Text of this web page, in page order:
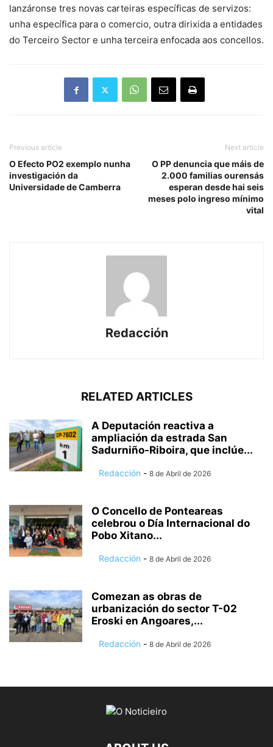
lanzáronse tres novas carteiras específicas de servizos:
unha específica para o comercio, outra dirixida a entidades
do Terceiro Sector e unha terceira enfocada aos concellos.
Previous article
O Efecto PO2 exemplo nunha
investigación da
Universidade de Camberra
Next article
O PP denuncia que máis de
2.000 familias ourensás
esperan desde hai seis
meses polo ingreso mínimo
vital
Redacción
RELATED ARTICLES
A Deputación reactiva a
ampliación da estrada San
Sadurniño-Riboira, que inclúe...
Redacción - 8 de Abril de 2026
O Concello de Ponteareas
celebrou o Día Internacional do
Pobo Xitano...
Redacción - 8 de Abril de 2026
Comezan as obras de
urbanización do sector T-02
Eroski en Angoares,...
Redacción - 8 de Abril de 2026